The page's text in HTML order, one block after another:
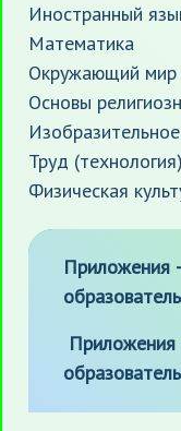
Иностранный
Математика
Окружающий мир
Основы
Труд (технология)
Физическая
Приложения
Приложения